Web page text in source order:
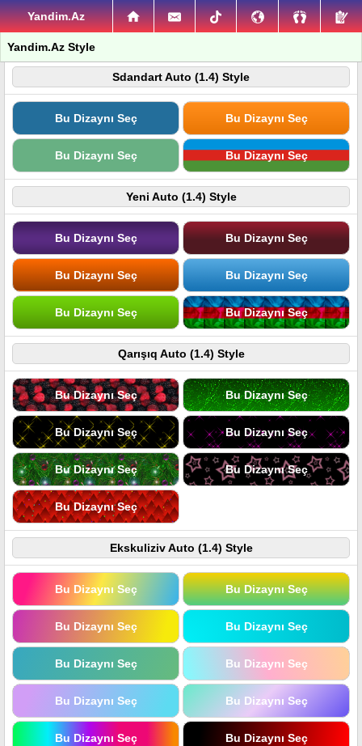
Yandim.Az
Yandim.Az Style
Sdandart Auto (1.4) Style
Bu Dizaynı Seç Bu Dizaynı Seç
Bu Dizaynı Seç Bu Dizaynı Seç
Yeni Auto (1.4) Style
Bu Dizaynı Seç Bu Dizaynı Seç
Bu Dizaynı Seç Bu Dizaynı Seç
Bu Dizaynı Seç Bu Dizaynı Seç
Qarışıq Auto (1.4) Style
Bu Dizaynı Seç Bu Dizaynı Seç
Bu Dizaynı Seç Bu Dizaynı Seç
Bu Dizaynı Seç Bu Dizaynı Seç
Bu Dizaynı Seç
Ekskuliziv Auto (1.4) Style
Bu Dizaynı Seç Bu Dizaynı Seç
Bu Dizaynı Seç Bu Dizaynı Seç
Bu Dizaynı Seç Bu Dizaynı Seç
Bu Dizaynı Seç Bu Dizaynı Seç
Bu Dizaynı Seç Bu Dizaynı Seç